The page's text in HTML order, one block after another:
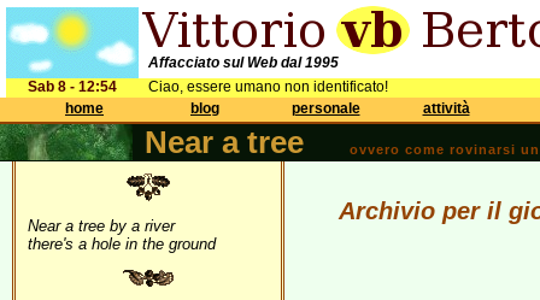
Affacciato sul Web dal 1995
Sab 8 - 12:54
Ciao, essere umano non identificato!
home
blog personale attività
Near a tree ovvero come rovinarsi
Near a tree by a river
there's a hole in the ground
Archivio per il